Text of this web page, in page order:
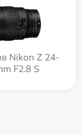
Nikon Z 24-
F2.8 S